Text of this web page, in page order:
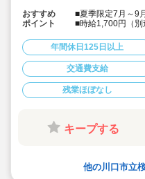
おすすめ
ポイント
■夏季限定7月～9
■時給1,700円（別
がとりやすい！
■土日祝完全休み
■子供たちと離れ
年間休日125日以上
交通費支給
残業ほぼなし
キープする
他の川口市立